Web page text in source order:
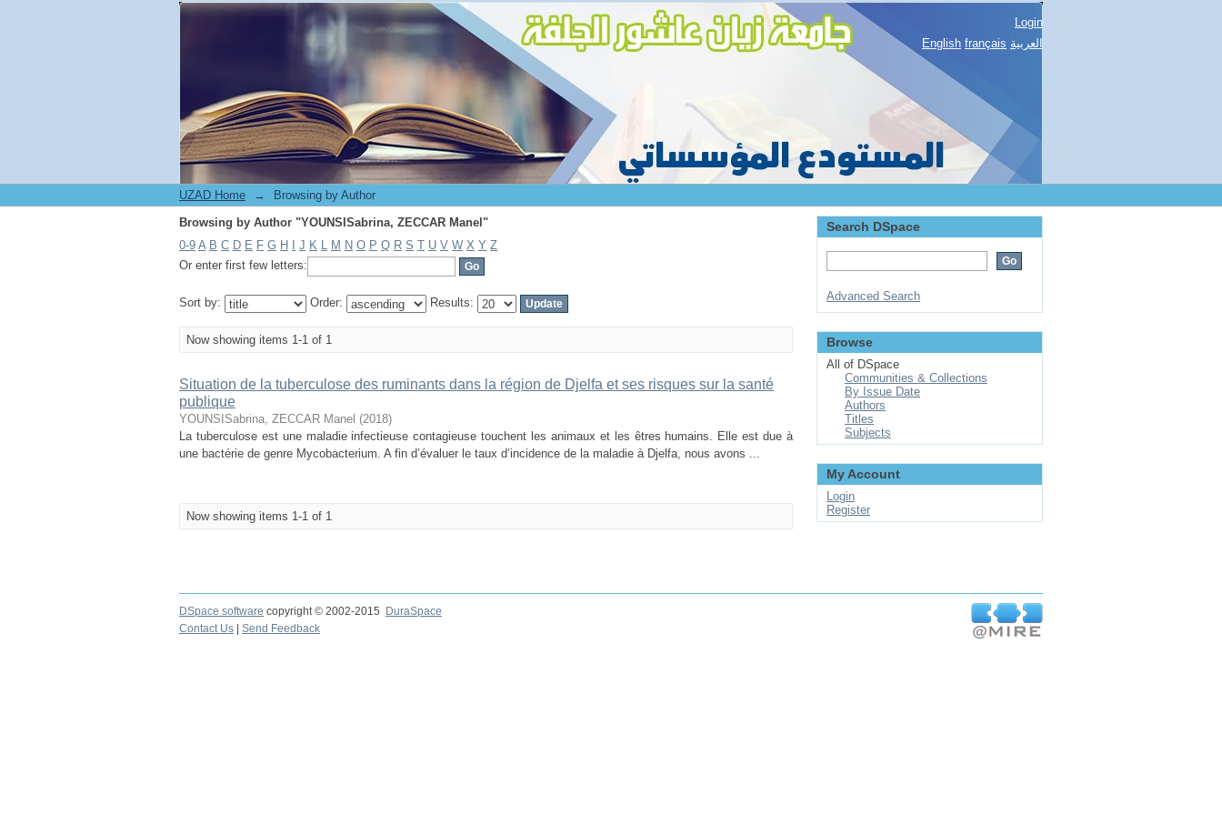
Browsing by Author "YOUNSISabrina, ZECCAR Manel"
Login
English français العربية
UZAD Home →
Browsing by Author
Browsing by Author "YOUNSISabrina, ZECCAR Manel"
0-9 A B C D E F G H J K L M N O P Q R S T U V W X Y Z
Or enter first few letters:
Sort by: Order: Results:
Now showing items 1-1 of 1
Situation de la tuberculose des ruminants dans la région de Djelfa et ses risques sur la santé
publique
YOUNSISabrina, ZECCAR Manel (2018)
La tuberculose est une maladie infectieuse contagieuse touchent les animaux et les êtres humains. Elle est due à
une bactérie de genre Mycobacterium. A fin d’évaluer le taux d’incidence de la maladie à Djelfa, nous avons ...
Now showing items 1-1 of 1
Search DSpace
Advanced Search
Browse
All of DSpace
Communities & Collections
By Issue Date
Authors
Titles
Subjects
My Account
Login
Register
DSpace software copyright © 2002-2015
DuraSpace
Contact Us
Send Feedback